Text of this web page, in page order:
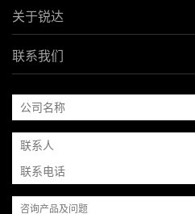
关于锐达
联系我们